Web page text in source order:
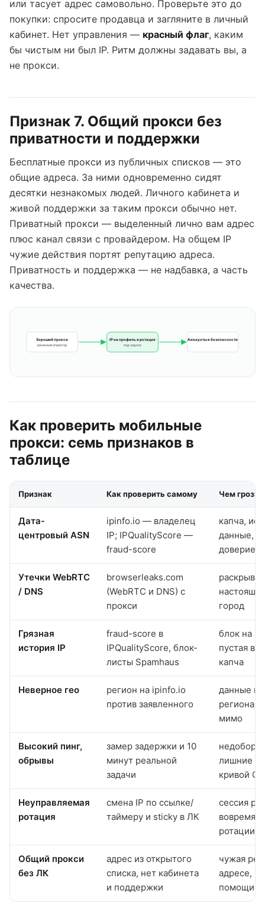
или тасует адрес самовольно. Проверьте это до
покупки: спросите продавца и загляните в личный
кабинет. Нет управления — красный флаг, каким
бы чистым ни был IP. Ритм должны задавать вы, а
не прокси.
Признак 7. Общий прокси без
приватности и поддержки
Бесплатные прокси из публичных списков — это
общие адреса. За ними одновременно сидят
десятки незнакомых людей. Личного кабинета и
живой поддержки за таким прокси обычно нет.
Приватный прокси — выделенный лично вам адрес
плюс канал связи с провайдером. На общем IP
чужие действия портят репутацию адреса.
Приватность и поддержка — не надбавка, а часть
качества.
Хороший прокси
реальный оператор
IP на профиль и ротация
под задачу
Аккаунты в безопасности
Как проверить мобильные
прокси: семь признаков в
таблице
Признак Как проверить самому Чем грозит
Дата-
центровый ASN
ipinfo.io — владелец
IP; IPQualityScore —
fraud-score
капча,
данные,
доверие
Утечки WebRTC
/ DNS
browserleaks.com
(WebRTC и DNS) с
прокси
город
Грязная
история IP
fraud-score в
IPQualityScore, блок-
листы Spamhaus
блок на
пустая
капча
Неверное гео
регион на ipinfo.io
против заявленного
данные
региона
мимо
Высокий пинг,
обрывы
замер задержки и 10
минут реальной
задачи
недобор
лишние
кривой QA
Неуправляемая
ротация
смена IP по ссылке/
таймеру и sticky в ЛК
сессия
вовремя
ротации
Общий прокси
без ЛК
адрес из открытого
списка, нет кабинета
и поддержки
чужая
адресе,
помощи